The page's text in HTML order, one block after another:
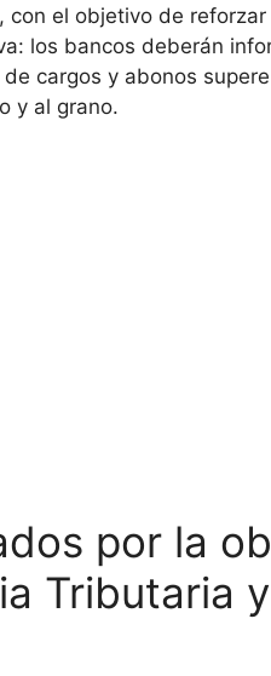
el objetivo de
los bancos deberán
cargos y abonos
y al grano.
por la
Tributaria